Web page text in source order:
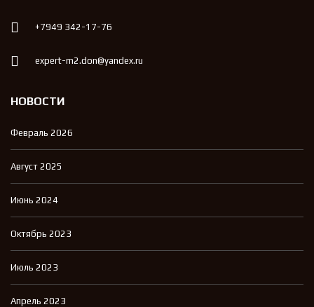
+7949 342-17-76
expert-m2.don@yandex.ru
НОВОСТИ
Февраль 2026
Август 2025
Июнь 2024
Октябрь 2023
Июль 2023
Апрель 2023